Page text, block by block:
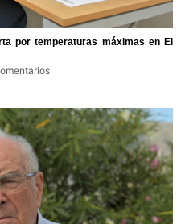
por temperaturas máximas en El